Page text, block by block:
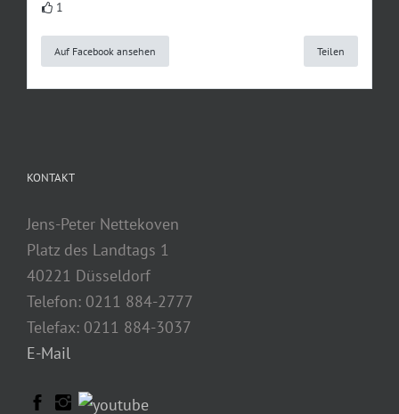
1
Auf Facebook ansehen Teilen
KONTAKT
Jens-Peter Nettekoven
Platz des Landtags 1
40221 Düsseldorf
Telefon: 0211 884-2777
Telefax: 0211 884-3037
E-Mail